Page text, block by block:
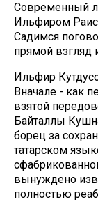
Современный
Ильфиром
Садимся
прямой взгляд
Ильфир
Вначале - как
взятой
Байталлы
борец за
татарском
вынуждено
полностью